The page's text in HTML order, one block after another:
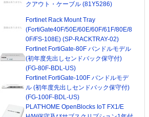
クアウト・ケーブル (81Y5286)
Fortinet Rack Mount Tray
(FortiGate40F/50E/60E/60F/61F/80E/8
0F/FS-108E) (SP-RACKTRAY-02)
Fortinet FortiGate-80F バンドルモデル
(初年度先出しセンドバック保守付)
(FG-80F-BDL-US)
Fortinet FortiGate-100F バンドルモデ
ル (初年度先出しセンドバック保守付)
(FG-100F-BDL-US)
PLAT'HOME OpenBlocks IoT FX1/E